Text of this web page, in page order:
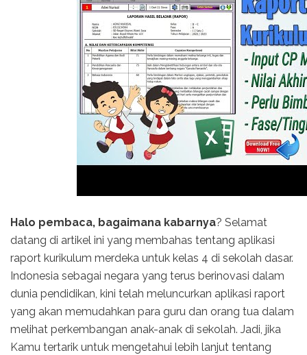
Halo pembaca, bagaimana kabarnya? Selamat
datang di artikel ini yang membahas tentang aplikasi
raport kurikulum merdeka untuk kelas 4 di sekolah dasar.
Indonesia sebagai negara yang terus berinovasi dalam
dunia pendidikan, kini telah meluncurkan aplikasi raport
yang akan memudahkan para guru dan orang tua dalam
melihat perkembangan anak-anak di sekolah. Jadi, jika
Kamu tertarik untuk mengetahui lebih lanjut tentang